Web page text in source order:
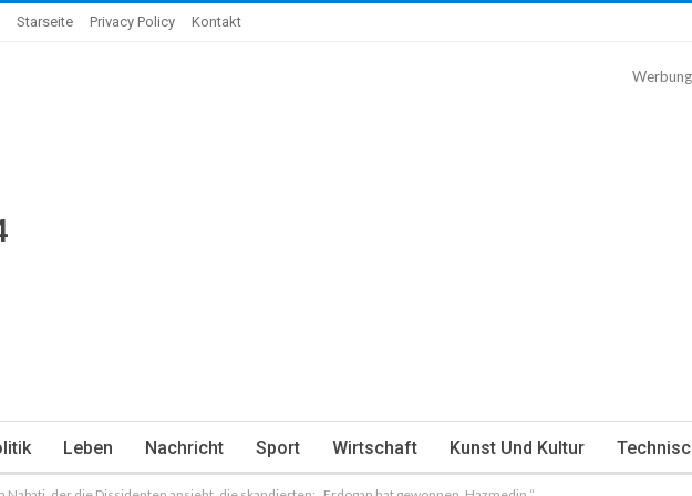
Starseite Privacy Policy Kontakt
Werbung
Leben Nachricht Sport Wirtschaft Kunst Und Kultur